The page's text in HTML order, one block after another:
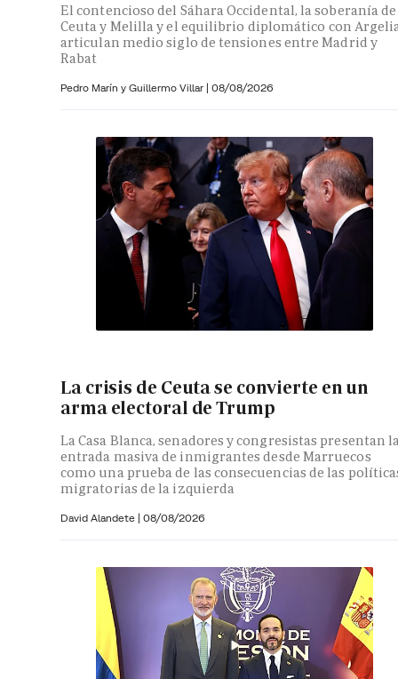
El contencioso del Sáhara Occidental, la soberanía de
Ceuta y Melilla y el equilibrio diplomático con
articulan medio siglo de tensiones entre Madrid y
Rabat
Pedro Marín y Guillermo Villar | 08/08/2026
La crisis de Ceuta se convierte en un
arma electoral de Trump
La Casa Blanca, senadores y congresistas presentan
entrada masiva de inmigrantes desde Marruecos
como una prueba de las consecuencias de las
migratorias de la izquierda
David Alandete | 08/08/2026